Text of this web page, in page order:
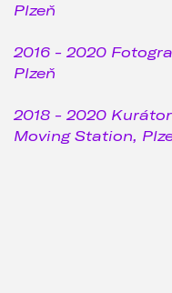
Plzeň
2016 - 2020
Plzeň
2018 - 2020
Moving Station,